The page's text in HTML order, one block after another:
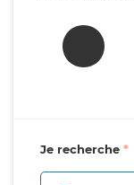
Je recherche